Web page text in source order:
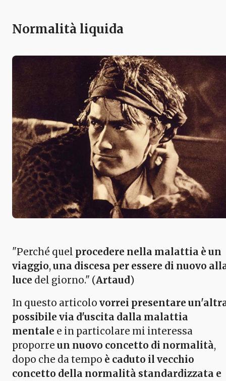
Normalità liquida
"Perché quel procedere nella malattia è un
viaggio, una discesa per essere di nuovo
luce del giorno." (Artaud )
In questo articolo vorrei presentare
possibile via d'uscita dalla malattia
mentale e in particolare mi interessa
proporre un nuovo concetto di normalità,
dopo che da tempo è caduto il vecchio
concetto della normalità standardizzata e